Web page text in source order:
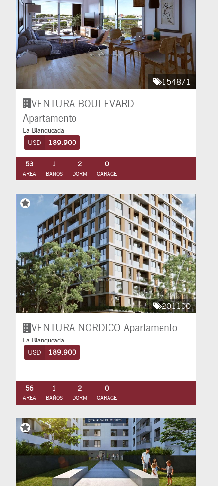
154871
VENTURA BOULEVARD
Apartamento
La Blanqueada
USD 189.900
53
AREA
1
BAÑOS
2
DORM
0
GARAGE
201100
VENTURA NORDICO Apartamento
La Blanqueada
USD 189.900
56
AREA
1
BAÑOS
2
DORM
0
GARAGE